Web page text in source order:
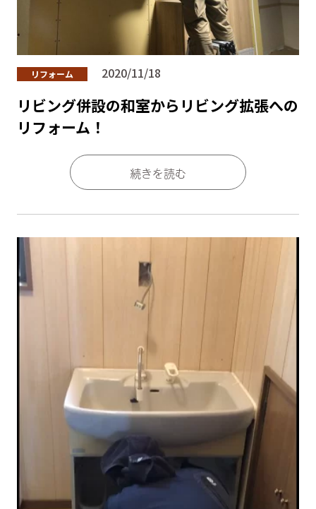
リフォーム 2020/11/18
リビング併設の和室からリビング拡張への
リフォーム！
続きを読む